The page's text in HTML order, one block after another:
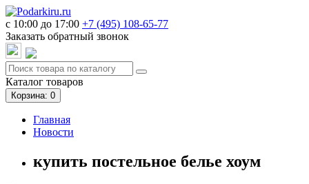
c 10:00 до 17:00 +7 (495) 108-65-77
Заказать обратный звонок
Каталог товаров
Корзина: 0
Главная
Новости
купить постельное белье хоум